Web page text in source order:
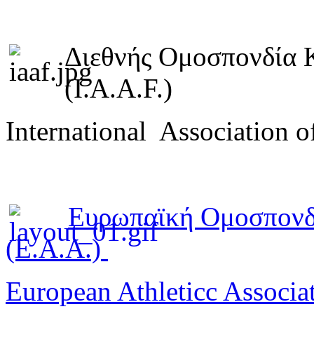
Διεθνής Ομοσπονδία
(I.A.A.F.)
International Association
Ευρωπαϊκή
(E.A.A.)
European Athleticc